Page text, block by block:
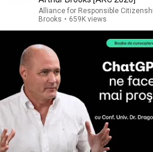
Alliance for Responsible
Brooks • 659K views